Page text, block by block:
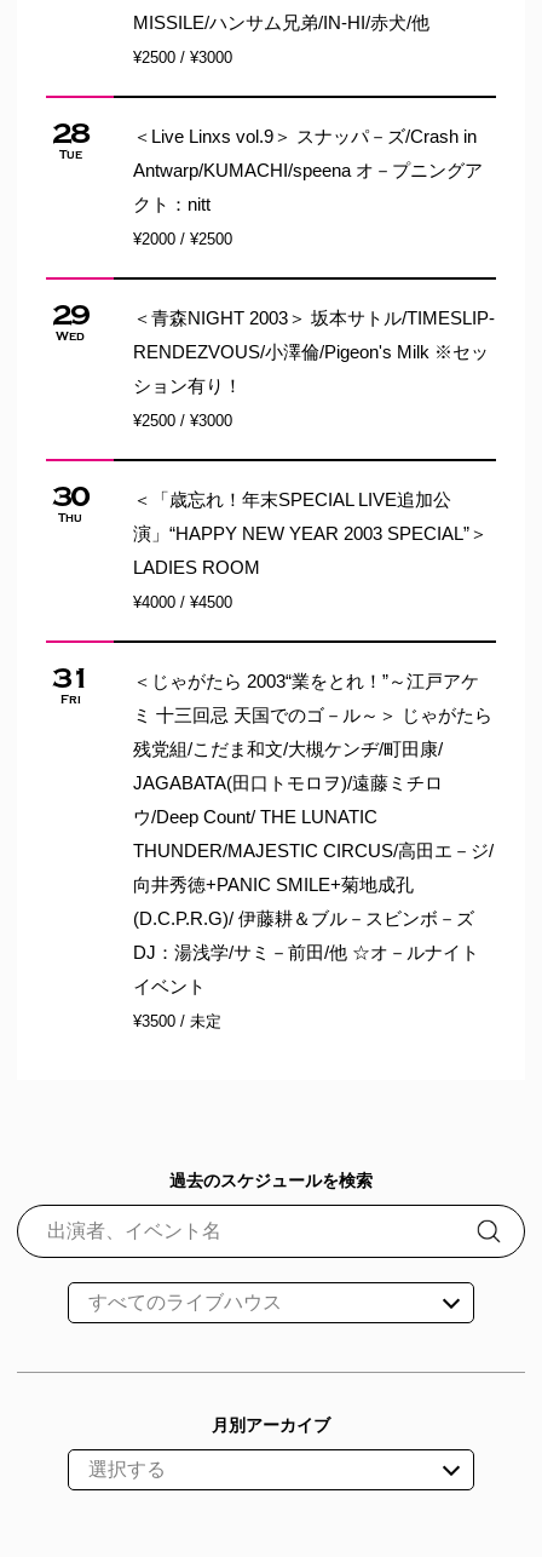
MISSILE/ハンサム兄弟/IN-HI/赤犬/他
¥2500 / ¥3000
28
Tue
＜Live Linxs vol.9＞ スナッパ－ズ/Crash in
Antwarp/KUMACHI/speena オ－プニングア
クト：nitt
¥2000 / ¥2500
29
Wed
＜青森NIGHT 2003＞ 坂本サトル/TIMESLIP-
RENDEZVOUS/小澤倫/Pigeon's Milk ※セッ
ション有り！
¥2500 / ¥3000
30
Thu
＜「歳忘れ！年末SPECIAL LIVE追加公
演」“HAPPY NEW YEAR 2003 SPECIAL”＞
LADIES ROOM
¥4000 / ¥4500
31
Fri
＜じゃがたら 2003“業をとれ！”～江戸アケ
ミ 十三回忌 天国でのゴ－ル～＞ じゃがたら
残党組/こだま和文/大槻ケンヂ/町田康/
JAGABATA(田口トモロヲ)/遠藤ミチロ
ウ/Deep Count/ THE LUNATIC
THUNDER/MAJESTIC CIRCUS/高田エ－ジ/
向井秀徳+PANIC SMILE+菊地成孔
(D.C.P.R.G)/ 伊藤耕＆ブル－スビンボ－ズ
DJ：湯浅学/サミ－前田/他 ☆オ－ルナイト
イベント
¥3500 / 未定
過去のスケジュールを検索
月別アーカイブ